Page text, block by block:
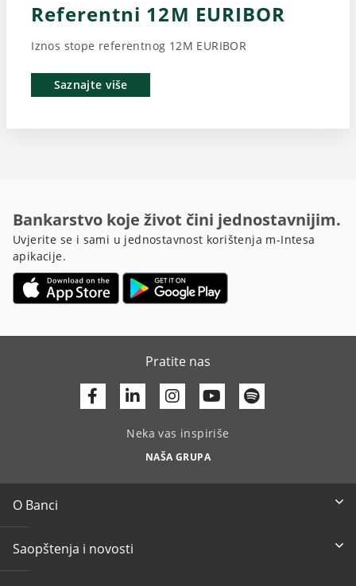
Referentni 12M EURIBOR
Saznajte više
Bankarstvo koje život čini jednostavnijim.
Uvjerite se i sami u jednostavnost korištenja m-Intesa
apikacije.
Pratite nas
Facebook
Linkedin Youtube
Neka vas inspiriše
NAŠA GRUPA
O Banci
Saopštenja i novosti